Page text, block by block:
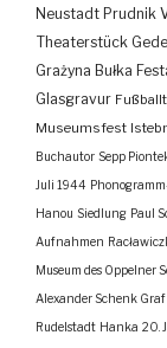
Neustadt Prudnik
Theaterstück
Grażyna Bułka
Glasgravur
Museumsfest
Buchautor Sepp
Juli 1944
Hanou Siedlung Paul
Aufnahmen
Museum des Oppelner
Alexander Schenk
Rudelstadt Hanka 20.